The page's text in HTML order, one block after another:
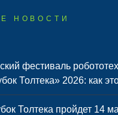
НОВОСТИ
фестиваль
Толтека» 2026: как
Толтека пройдет 14